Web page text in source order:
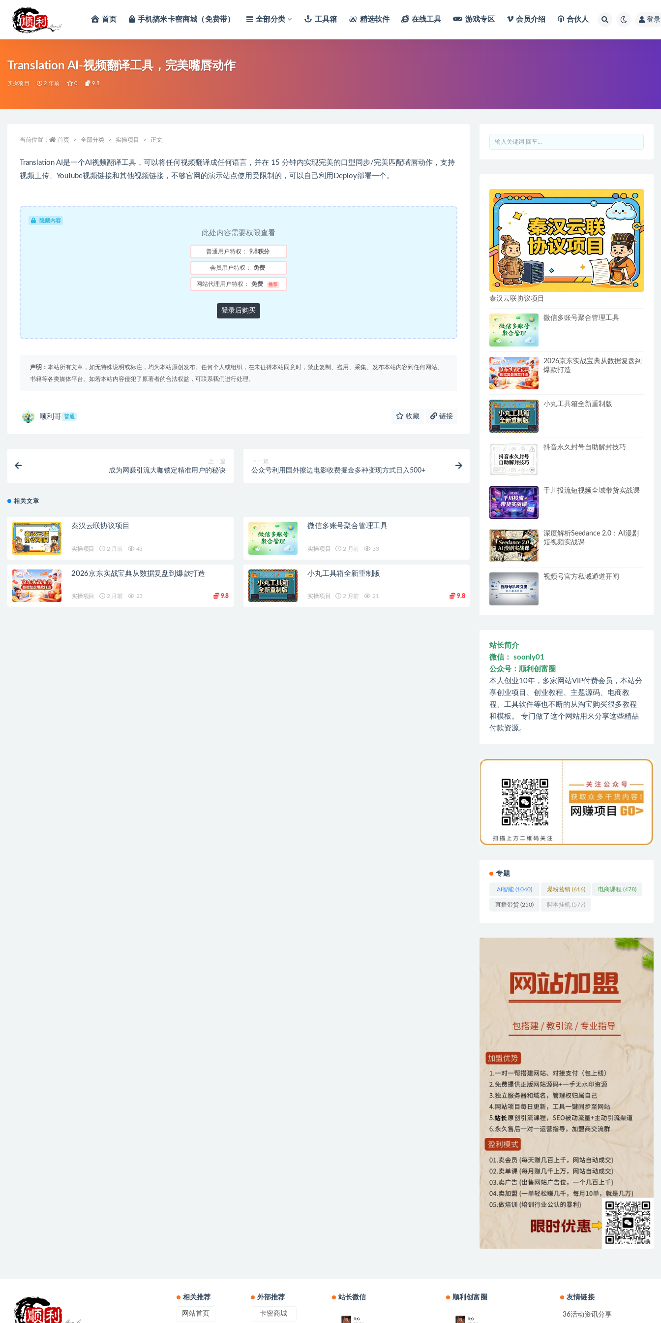
首页 手机搞米卡密商城（免费带） 全部分类 工具箱 精选软件 在线工具 游戏专区 会员介绍 合伙人 登录
Translation AI-视频翻译工具，完美嘴唇动作
实操项目 2 年前 0 9.8
当前位置： 首页 全部分类 实操项目 正文
Translation AI是一个AI视频翻译工具，可以将任何视频翻译成任何语言，并在 15 分钟内实现完美的口型同步/完美匹配嘴唇动作，支持
视频上传、YouTube视频链接和其他视频链接，不够官网的演示站点使用受限制的，可以自己利用Deploy部署一个。
隐藏内容
此处内容需要权限查看
普通用户特权： 9.8积分
会员用户特权： 免费
网站代理用户特权： 免费 推荐
登录后购买
声明： 本站所有文章，如无特殊说明或标注，均为本站原创发布。任何个人或组织，在未征得本站同意时，禁止复制、盗用、采集、发布本站内容到任何网站、
书籍等各类媒体平台。如若本站内容侵犯了原著者的合法权益，可联系我们进行处理。
顺利哥 普通 收藏 链接
上一篇
成为网赚引流大咖锁定精准用户的秘诀
下一篇
公众号利用国外擦边电影收费掘金多种变现方式日入500+
相关文章
秦汉云联协议项目
实操项目 2 月前 43
微信多账号聚合管理工具
实操项目 2 月前 33
2026京东实战宝典从数据复盘到爆款打造
实操项目 2 月前 23 9.8
小丸工具箱全新重制版
实操项目 2 月前 21 9.8
秦汉云联协议项目
微信多账号聚合管理工具
2026京东实战宝典从数据复盘到
爆款打造
小丸工具箱全新重制版
抖音永久封号自助解封技巧
千川投流短视频全域带货实战课
深度解析Seedance 2.0：AI漫剧
短视频实战课
视频号官方私域通道开闸
站长简介
微信： soonly01
公众号：顺利创富圈
本人创业10年，多家网站VIP付费会员，本站分
享创业项目、创业教程、主题源码、电商教
程、工具软件等也不断的从淘宝购买很多教程
和模板。 专门做了这个网站用来分享这些精品
付款资源。
专题
AI智能 (1040) 爆粉营销(616) 电商课程 (478)
直播带货 (250) 脚本挂机(577)
相关推荐
网站首页
外部推荐
卡密商城
站长微信 顺利创富圈 友情链接
36活动资讯分享